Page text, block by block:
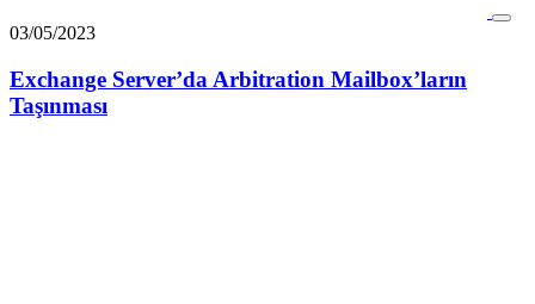
03/05/2023
Exchange Server’da Arbitration Mailbox’ların
Taşınması